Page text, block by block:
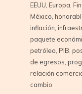
EEUU Europa
México
inflación
paquete
petróleo PIB
de egresos
relación
cambio